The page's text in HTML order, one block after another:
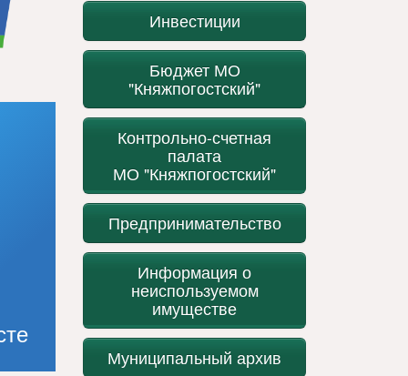
Инвестиции
Бюджет МО
"Княжпогостский"
Контрольно-счетная
палата
МО "Княжпогостский"
Предпринимательство
Информация о
неиспользуемом
имуществе
Муниципальный архив